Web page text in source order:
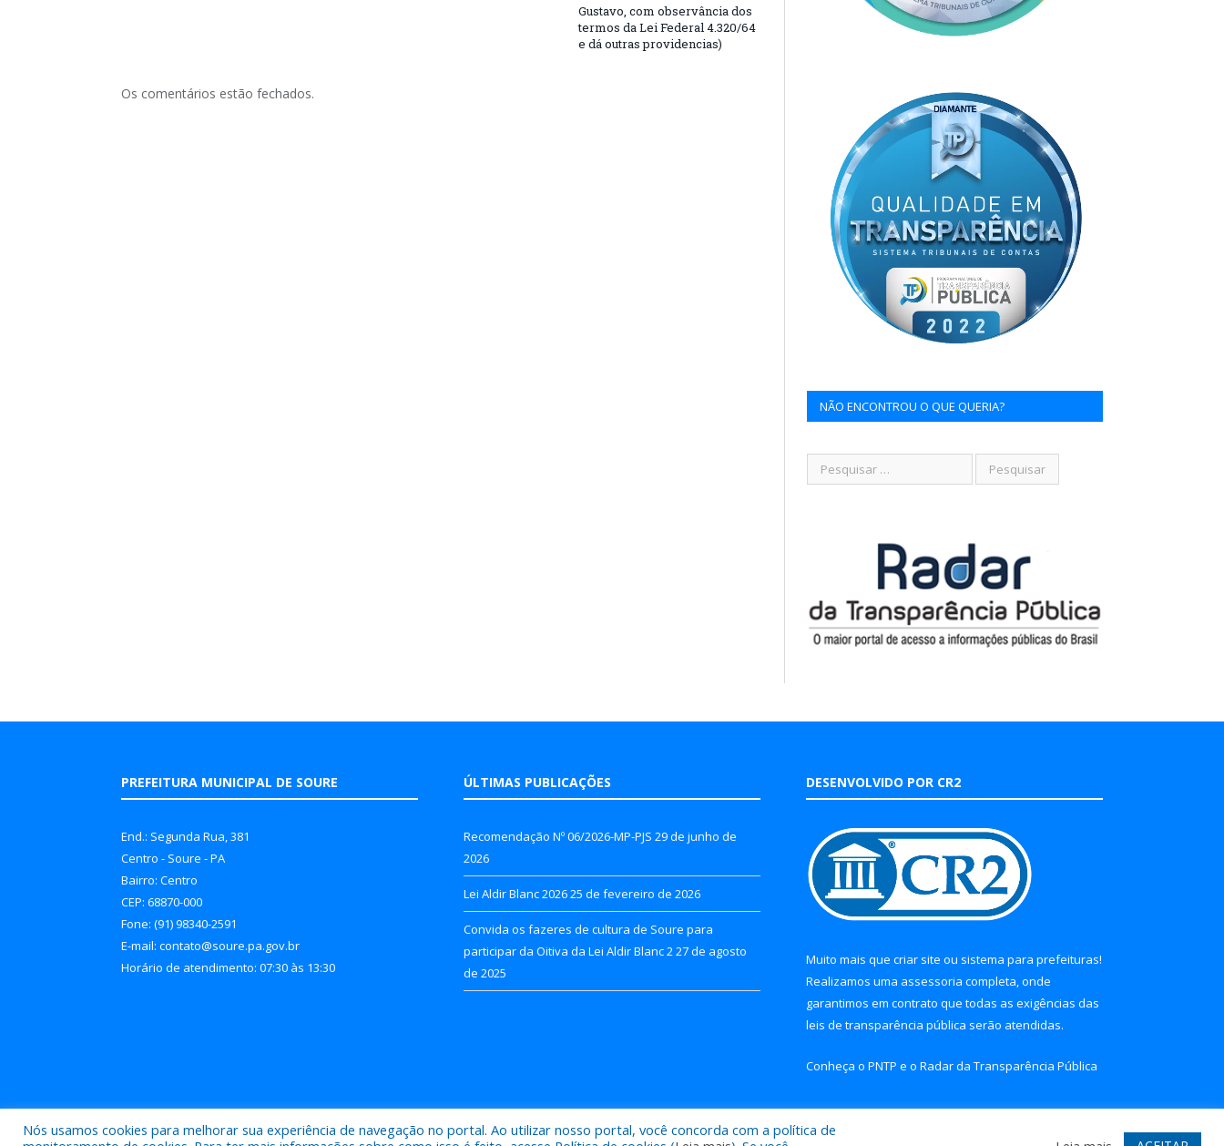
Gustavo, com observância dos
termos da Lei Federal 4.320/64
e dá outras providencias)
Os comentários estão fechados.
NÃO ENCONTROU O QUE QUERIA?
PREFEITURA MUNICIPAL DE SOURE
End.: Segunda Rua, 381
Centro - Soure - PA
Bairro: Centro
CEP: 68870-000
Fone: (91) 98340-2591
E-mail: contato@soure.pa.gov.br
Horário de atendimento: 07:30 às 13:30
ÚLTIMAS PUBLICAÇÕES
Recomendação Nº 06/2026-MP-PJS 29 de junho de
2026
Lei Aldir Blanc 202625 de fevereiro de 2026
Convida os fazeres de cultura de Soure para
participar da Oitiva da Lei Aldir Blanc 227 de agosto
de 2025
DESENVOLVIDO POR CR2
Muito mais que criar site ou sistema para prefeituras!
Realizamos uma assessoria completa, onde
garantimos em contrato que todas as exigências das
leis de transparência pública serão atendidas.
Conheça o PNTP e o Radar da Transparência Pública
Nós usamos cookies para melhorar sua experiência de navegação no portal. Ao utilizar nosso portal, você concorda com a política de